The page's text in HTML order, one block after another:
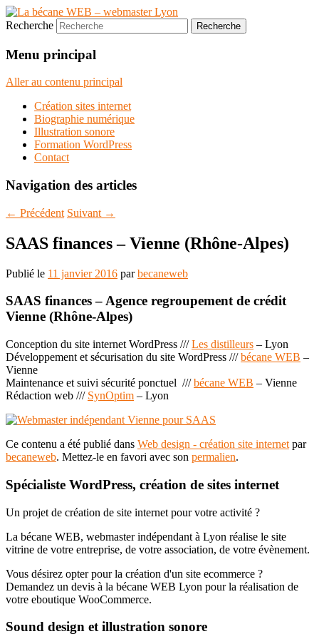
Recherche
Menu principal
Aller au contenu principal
Création sites internet
Biographie numérique
Illustration sonore
Formation WordPress
Contact
Navigation des articles
← Précédent Suivant →
SAAS finances – Vienne (Rhône-Alpes)
Publié le 11 janvier 2016 parbecaneweb
SAAS finances – Agence regroupement de crédit
Vienne (Rhône-Alpes)
Conception du site internet WordPress ///Les distilleurs – Lyon
Développement et sécurisation du site WordPress ///bécane WEB –
Vienne
Maintenance et suivi sécurité ponctuel ///bécane WEB – Vienne
Rédaction web /// SynOptim – Lyon
Ce contenu a été publié dans Web design - création site internet par
becaneweb. Mettez-le en favori avec son permalien.
Spécialiste WordPress, création de sites internet
Un projet de création de site internet pour votre activité ?
La bécane WEB, webmaster indépendant à Lyon réalise le site
vitrine de votre entreprise, de votre association, de votre évènement.
Vous désirez opter pour la création d'un site ecommerce ?
Demandez un devis à la bécane WEB Lyon pour la réalisation de
votre eboutique WooCommerce.
Sound design et illustration sonore